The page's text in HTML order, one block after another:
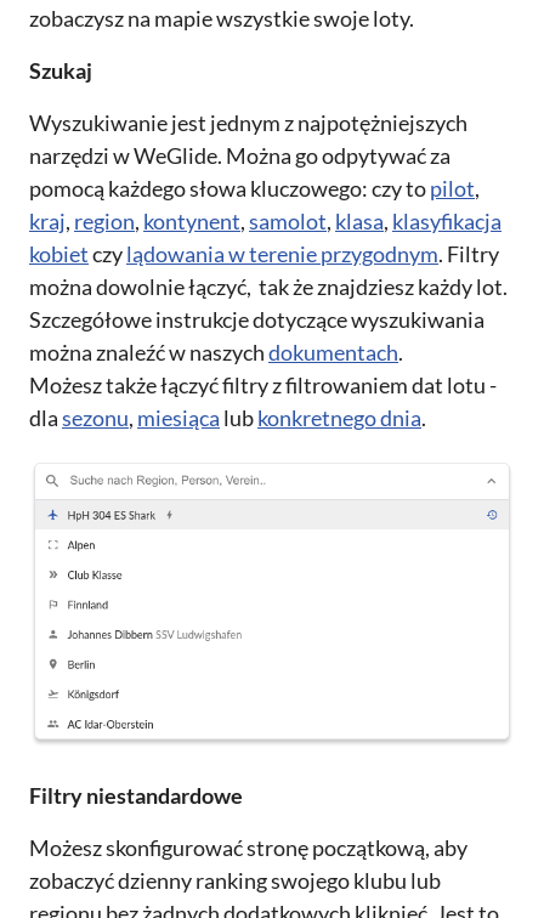
zobaczysz na mapie wszystkie swoje loty.
Szukaj
Wyszukiwanie jest jednym z najpotężniejszych
narzędzi w WeGlide. Można go odpytywać za
pomocą każdego słowa kluczowego: czy topilot,
kraj, region, kontynent,samolot, klasa, klasyfikacja
kobietczylądowania w terenie przygodnym. Filtry
można dowolnie łączyć, tak że znajdziesz każdy lot.
Szczegółowe instrukcje dotyczące wyszukiwania
można znaleźć w naszychdokumentach.
Możesz także łączyć filtry z filtrowaniem dat lotu -
dlasezonu, miesiąca lubkonkretnego dnia.
Filtry niestandardowe
Możesz skonfigurować stronę początkową, aby
zobaczyć dzienny ranking swojego klubu lub